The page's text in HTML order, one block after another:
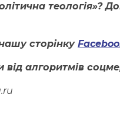
теологія»?
сторінку
від алгоритмів